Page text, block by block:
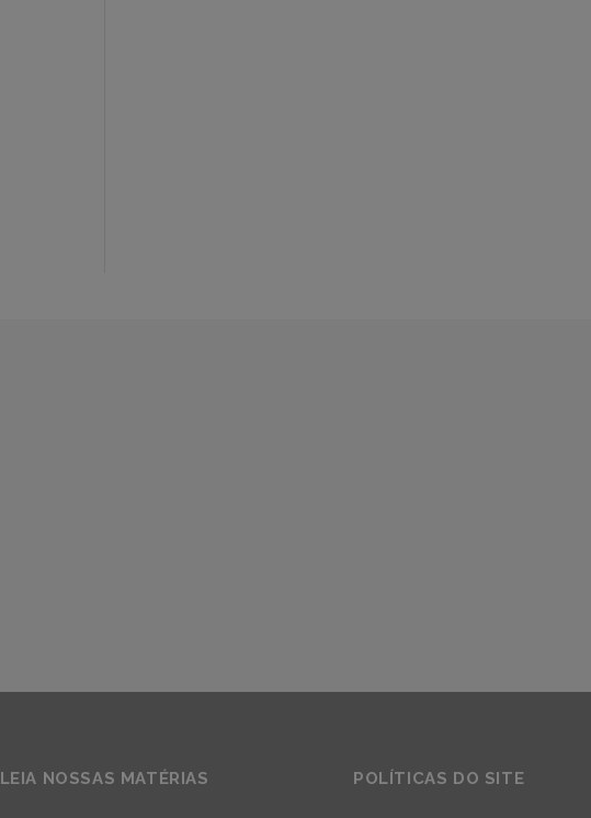
LEIA NOSSAS MATÉRIAS POLÍTICAS DO SITE